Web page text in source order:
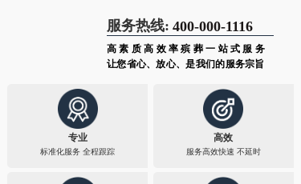
服务热线: 400-000-1116
高素质高效率殡葬一站式服务
让您省心、放心、是我们的服务宗旨
专业
标准化服务 全程跟踪​
高效
服务高效快速 不延时​